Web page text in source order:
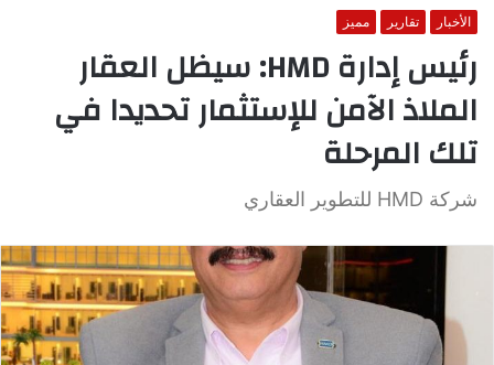
الأخبار تقارير مميز
رئيس إدارة HMD: سيظل العقار
الملاذ الآمن للإستثمار تحديدا في
تلك المرحلة
شركة HMD للتطوير العقاري